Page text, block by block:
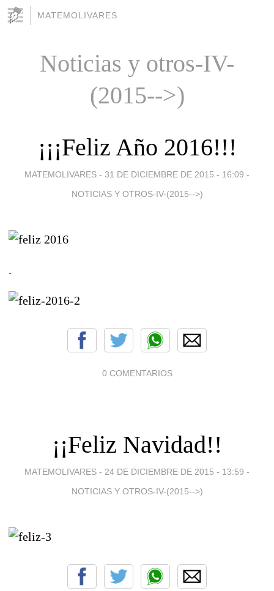
MATEMOLIVARES
Noticias y otros-IV-
(2015-->)
¡¡¡Feliz Año 2016!!!
MATEMOLIVARES - 31 DE DICIEMBRE DE 2015 - 16:09 -
NOTICIAS Y OTROS-IV-(2015-->)
.
0 COMENTARIOS
¡¡Feliz Navidad!!
MATEMOLIVARES - 24 DE DICIEMBRE DE 2015 - 13:59 -
NOTICIAS Y OTROS-IV-(2015-->)